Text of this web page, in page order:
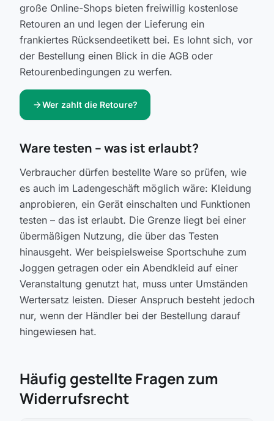
große Online-Shops bieten freiwillig kostenlose
Retouren an und legen der Lieferung ein
frankiertes Rücksendeetikett bei. Es lohnt sich, vor
der Bestellung einen Blick in die AGB oder
Retourenbedingungen zu werfen.
arrow_forwardWer zahlt die Retoure?
Ware testen – was ist erlaubt?
Verbraucher dürfen bestellte Ware so prüfen, wie
es auch im Ladengeschäft möglich wäre: Kleidung
anprobieren, ein Gerät einschalten und Funktionen
testen – das ist erlaubt. Die Grenze liegt bei einer
übermäßigen Nutzung, die über das Testen
hinausgeht. Wer beispielsweise Sportschuhe zum
Joggen getragen oder ein Abendkleid auf einer
Veranstaltung genutzt hat, muss unter Umständen
Wertersatz leisten. Dieser Anspruch besteht jedoch
nur, wenn der Händler bei der Bestellung darauf
hingewiesen hat.
Häufig gestellte Fragen zum
Widerrufsrecht